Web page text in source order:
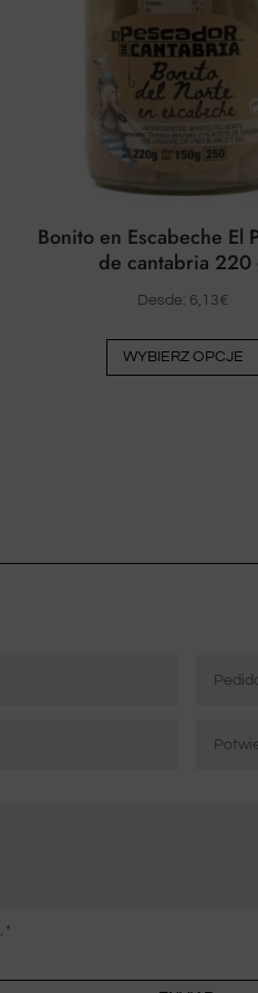
Bonito en Escabeche El
de cantabria 220
Desde: 6,13€
WYBIERZ OPCJE
*